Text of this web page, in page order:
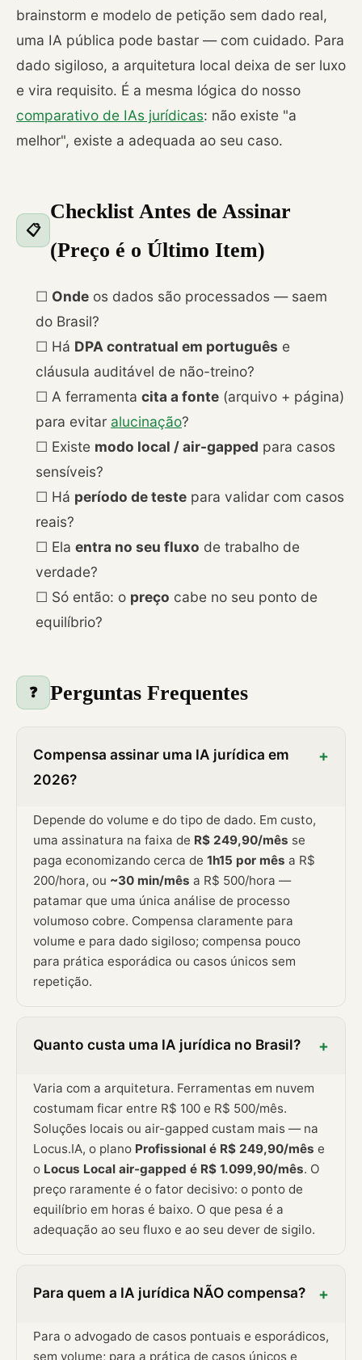
brainstorm e modelo de petição sem dado real,
uma IA pública pode bastar — com cuidado. Para
dado sigiloso, a arquitetura local deixa de ser luxo
e vira requisito. É a mesma lógica do nosso
comparativo de IAs jurídicas: não existe "a
melhor", existe a adequada ao seu caso.
📋
Checklist Antes de Assinar
(Preço é o Último Item)
☐ Onde os dados são processados — saem
do Brasil?
☐ Há DPA contratual em português e
cláusula auditável de não-treino?
☐ A ferramenta cita a fonte (arquivo + página)
para evitar alucinação?
☐ Existe modo local / air-gapped para casos
sensíveis?
☐ Há período de teste para validar com casos
reais?
☐ Ela entra no seu fluxo de trabalho de
verdade?
☐ Só então: o preço cabe no seu ponto de
equilíbrio?
❓ Perguntas Frequentes
Compensa assinar uma IA jurídica em
2026?
+
Depende do volume e do tipo de dado. Em custo,
uma assinatura na faixa de R$ 249,90/mês se
paga economizando cerca de 1h15 por mês a R$
200/hora, ou ~30 min/mês a R$ 500/hora —
patamar que uma única análise de processo
volumoso cobre. Compensa claramente para
volume e para dado sigiloso; compensa pouco
para prática esporádica ou casos únicos sem
repetição.
Quanto custa uma IA jurídica no Brasil? +
Varia com a arquitetura. Ferramentas em nuvem
costumam ficar entre R$ 100 e R$ 500/mês.
Soluções locais ou air-gapped custam mais — na
Locus.IA, o plano Profissional é R$ 249,90/mês e
o Locus Local air-gapped é R$ 1.099,90/mês. O
preço raramente é o fator decisivo: o ponto de
equilíbrio em horas é baixo. O que pesa é a
adequação ao seu fluxo e ao seu dever de sigilo.
Para quem a IA jurídica NÃO compensa? +
Para o advogado de casos pontuais e esporádicos,
sem volume; para a prática de casos únicos e